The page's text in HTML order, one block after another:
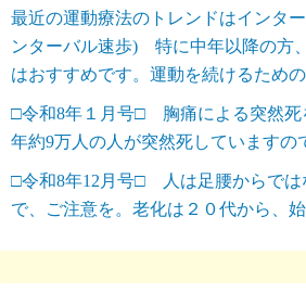
最近の運動療法のトレンドはインタ
ンターバル速歩) 特に中年以降の方
はおすすめです。運動を続けるため
□令和8年１月号□ 胸痛による突然死
年約9万人の人が突然死していますの
□令和8年12月号□ 人は足腰からでは
で、ご注意を。老化は２０代から、